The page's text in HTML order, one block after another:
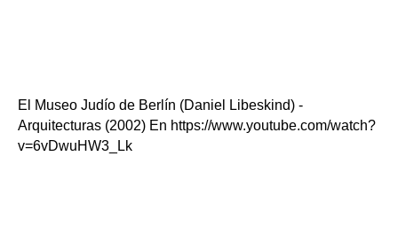
El Museo Judío de Berlín (Daniel Libeskind) -
Arquitecturas (2002) En https://www.youtube.com/watch?
v=6vDwuHW3_Lk